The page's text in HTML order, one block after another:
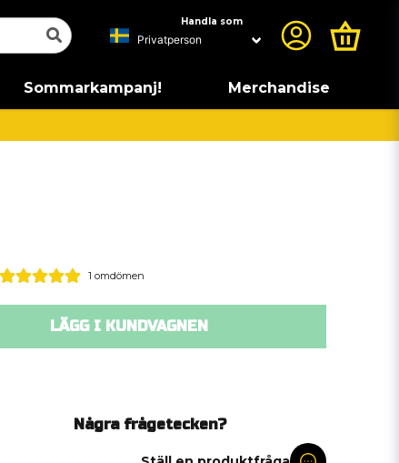
Handla som
Sommarkampanj! Merchandise
1 omdömen
LÄGG I KUNDVAGNEN
Några frågetecken?